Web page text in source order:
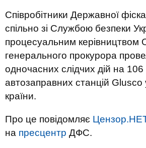
Співробітники Державної
спільно зі Службою безпеки
процесуальним керівництвом
генерального прокурора
одночасних слідчих дій на
автозаправних станцій Glusco
країни.
Про це повідомляє
на пресцентр ДФС.